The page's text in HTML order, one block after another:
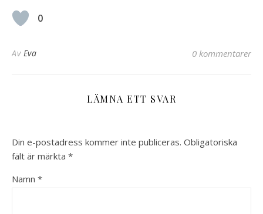
0
Av Eva 0 kommentarer
LÄMNA ETT SVAR
Din e-postadress kommer inte publiceras. Obligatoriska
fält är märkta *
Namn *